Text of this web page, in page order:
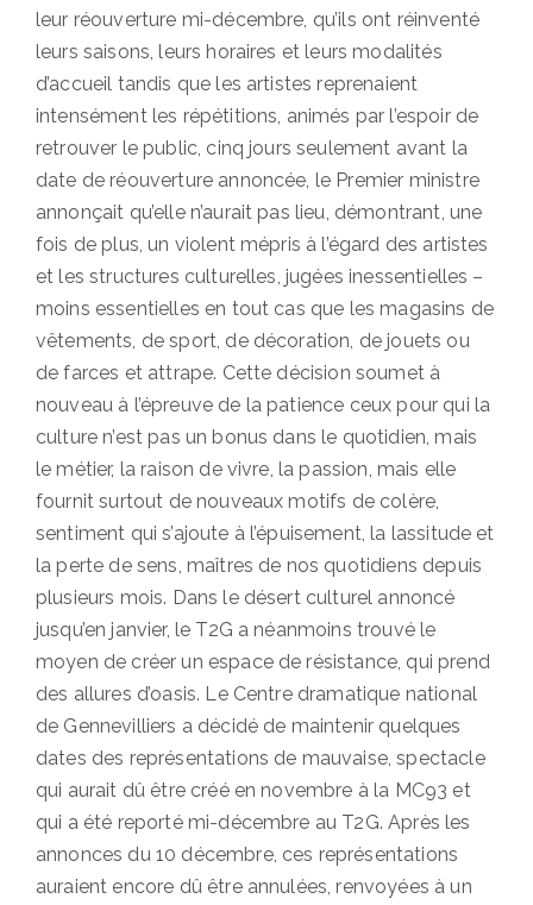
leur réouverture mi-décembre, qu’ils ont réinventé
leurs saisons, leurs horaires et leurs modalités
d’accueil tandis que les artistes reprenaient
intensément les répétitions, animés par l’espoir de
retrouver le public, cinq jours seulement avant la
date de réouverture annoncée, le Premier ministre
annonçait qu’elle n’aurait pas lieu, démontrant, une
fois de plus, un violent mépris à l’égard des artistes
et les structures culturelles, jugées inessentielles –
moins essentielles en tout cas que les magasins de
vêtements, de sport, de décoration, de jouets ou
de farces et attrape. Cette décision soumet à
nouveau à l’épreuve de la patience ceux pour qui la
culture n’est pas un bonus dans le quotidien, mais
le métier, la raison de vivre, la passion, mais elle
fournit surtout de nouveaux motifs de colère,
sentiment qui s’ajoute à l’épuisement, la lassitude et
la perte de sens, maîtres de nos quotidiens depuis
plusieurs mois. Dans le désert culturel annoncé
jusqu’en janvier, le T2G a néanmoins trouvé le
moyen de créer un espace de résistance, qui prend
des allures d’oasis. Le Centre dramatique national
de Gennevilliers a décidé de maintenir quelques
dates des représentations de mauvaise, spectacle
qui aurait dû être créé en novembre à la MC93 et
qui a été reporté mi-décembre au T2G. Après les
annonces du 10 décembre, ces représentations
auraient encore dû être annulées, renvoyées à un